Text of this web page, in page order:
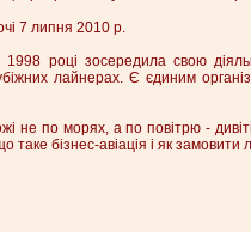
7 липня 2010 р.
році зосередила свою
лайнерах. Є єдиним
не по морях, а по повітрю -
бізнес-авіація і як замовити